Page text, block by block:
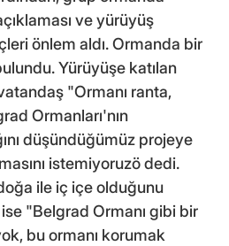
ve yürüyüş
önlem aldı. Ormanda bir
Yürüyüşe katılan
"Ormanı ranta,
Ormanları'nın
düşündüğümüz projeye
istemiyoruzö dedi.
doğa ile iç içe olduğunu
"Belgrad Ormanı gibi bir
bu ormanı korumak